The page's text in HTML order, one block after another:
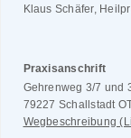
Klaus Schäfer,
Praxisanschrift
Gehrenweg 3/7 und
79227 Schallstadt
Wegbeschreibung